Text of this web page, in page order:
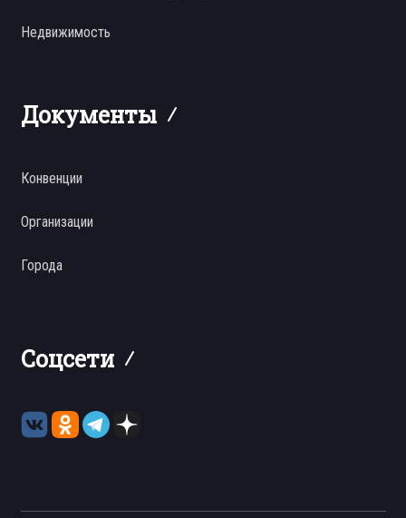
Недвижимость
Документы
Конвенции
Организации
Города
Соцсети